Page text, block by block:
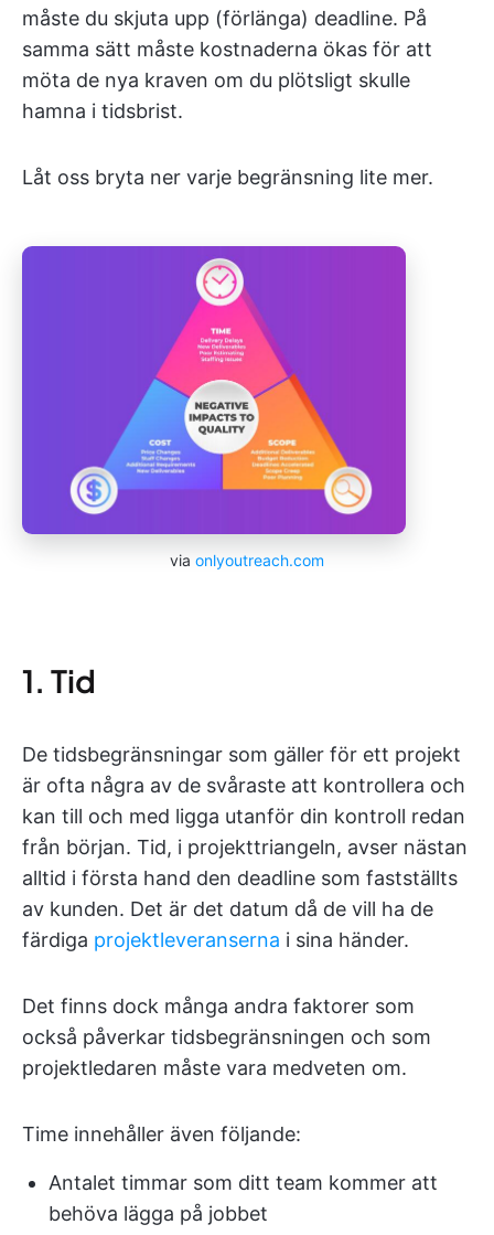
måste du skjuta upp (förlänga) deadline. På
samma sätt måste kostnaderna ökas för att
möta de nya kraven om du plötsligt skulle
hamna i tidsbrist.
Låt oss bryta ner varje begränsning lite mer.
via onlyoutreach.com
1. Tid
De tidsbegränsningar som gäller för ett projekt
är ofta några av de svåraste att kontrollera och
kan till och med ligga utanför din kontroll redan
från början. Tid, i projekttriangeln, avser nästan
alltid i första hand den deadline som fastställts
av kunden. Det är det datum då de vill ha de
färdiga projektleveranserna i sina händer.
Det finns dock många andra faktorer som
också påverkar tidsbegränsningen och som
projektledaren måste vara medveten om.
Time innehåller även följande:
Antalet timmar som ditt team kommer att
behöva lägga på jobbet